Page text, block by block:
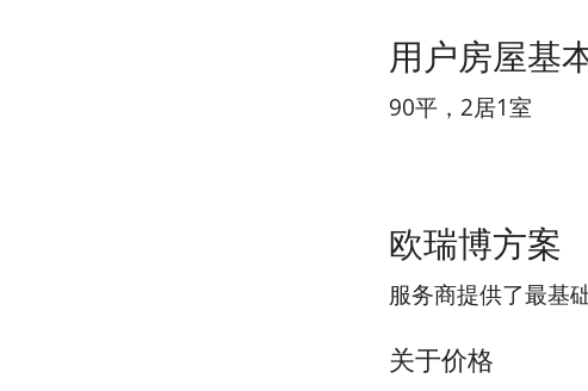
用户房屋基
90平，2居1室
欧瑞博方案
服务商提供了最基
关于价格